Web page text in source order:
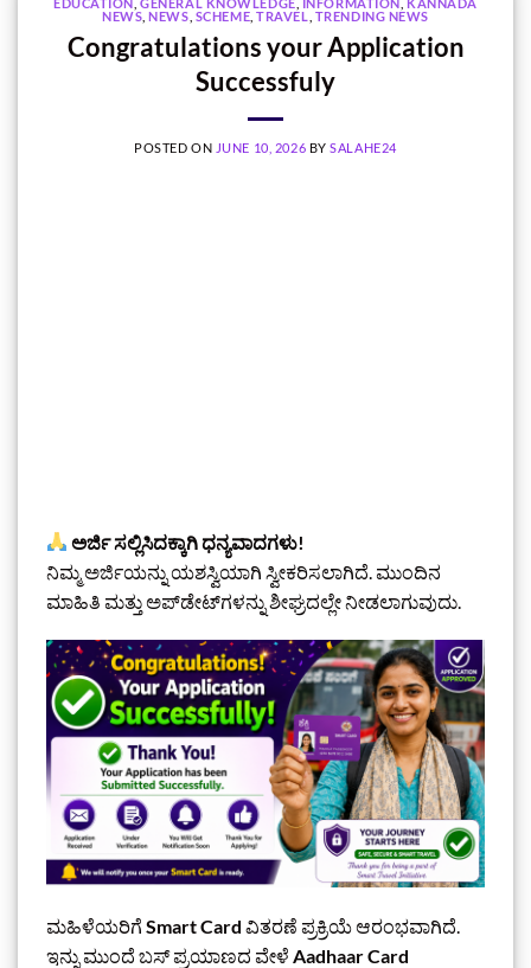
NEWS ,NEWS SCHEME ,TRAVEL TRENDING NEWS
Congratulations your Application
Successfuly
POSTED ON JUNE 10, 2026 BYSALAHE24
ಅರ್ಜಿ ಸಲ್ಲಿಸಿದಕ್ಕಾಗಿ ಧನ್ಯವಾದಗಳು!
ನಿಮ್ಮ ಅರ್ಜಿಯನ್ನು ಯಶಸ್ವಿಯಾಗಿ ಸ್ವೀಕರಿಸಲಾಗಿದೆ. ಮುಂದಿನ
ಮಾಹಿತಿ ಮತ್ತು ಅಪ್‌ಡೇಟ್‌ಗಳನ್ನು ಶೀಘ್ರದಲ್ಲೇ ನೀಡಲಾಗುವುದು.
ಮಹಿಳೆಯರಿಗೆ Smart Card ವಿತರಣೆ ಪ್ರಕ್ರಿಯೆ ಆರಂಭವಾಗಿದೆ.
ಇನ್ನು ಮುಂದೆ ಬಸ್ ಪ್ರಯಾಣದ ವೇಳೆ Aadhaar Card